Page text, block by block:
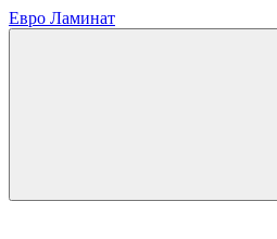
Евро Ламинат